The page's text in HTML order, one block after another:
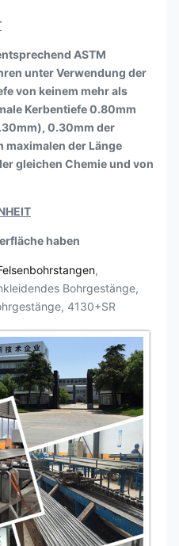
ASTM
unter Verwendung der
von keinem mehr als
Kerbentiefe 0.80mm
0.30mm der
maximalen der Länge
gleichen Chemie und von
haben
,
Bohrgestänge,
4130+SR